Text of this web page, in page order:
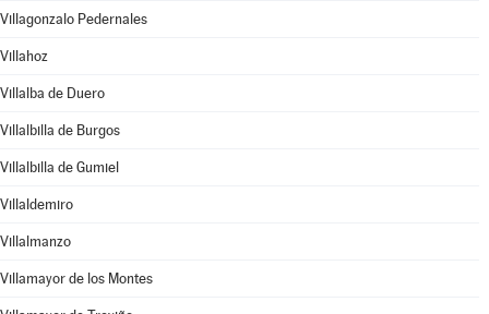
Villagonzalo Pedernales
Villahoz
Villalba de Duero
Villalbilla de Burgos
Villalbilla de Gumiel
Villaldemiro
Villalmanzo
Villamayor de los Montes